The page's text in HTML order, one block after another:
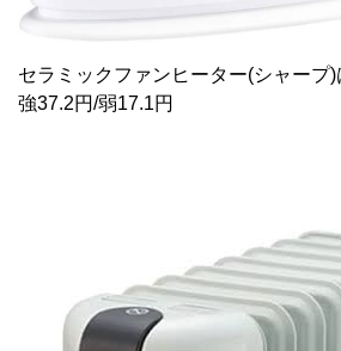
セラミックファンヒーター(シャー
強37.2円/弱17.1円